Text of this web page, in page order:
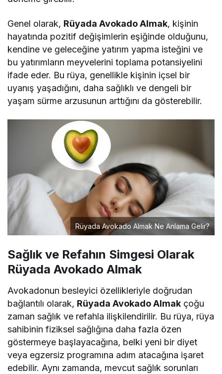
Genel olarak, Rüyada Avokado Almak, kişinin
hayatında pozitif değişimlerin eşiğinde olduğunu,
kendine ve geleceğine yatırım yapma isteğini ve
bu yatırımların meyvelerini toplama potansiyelini
ifade eder. Bu rüya, genellikle kişinin içsel bir
uyanış yaşadığını, daha sağlıklı ve dengeli bir
yaşam sürme arzusunun arttığını da gösterebilir.
Rüyada Avokado Almak Ne Anlama Gelir?
Sağlık ve Refahın Simgesi Olarak
Rüyada Avokado Almak
Avokadonun besleyici özellikleriyle doğrudan
bağlantılı olarak, Rüyada Avokado Almak çoğu
zaman sağlık ve refahla ilişkilendirilir. Bu rüya, rüya
sahibinin fiziksel sağlığına daha fazla özen
göstermeye başlayacağına, belki yeni bir diyet
veya egzersiz programına adım atacağına işaret
edebilir. Aynı zamanda, mevcut sağlık sorunları